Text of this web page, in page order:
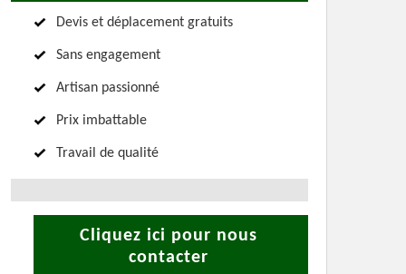
Devis et déplacement gratuits
Sans engagement
Artisan passionné
Prix imbattable
Travail de qualité
Cliquez ici pour nous
contacter